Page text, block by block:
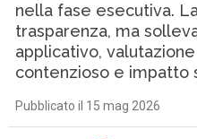
nella fase esecutiva.
trasparenza, ma
applicativo,
contenzioso e impatto
Pubblicato il 15 mag 2026